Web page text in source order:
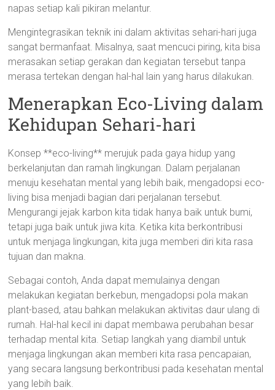
napas setiap kali pikiran melantur.
Mengintegrasikan teknik ini dalam aktivitas sehari-hari juga
sangat bermanfaat. Misalnya, saat mencuci piring, kita bisa
merasakan setiap gerakan dan kegiatan tersebut tanpa
merasa tertekan dengan hal-hal lain yang harus dilakukan.
Menerapkan Eco-Living dalam
Kehidupan Sehari-hari
Konsep **eco-living** merujuk pada gaya hidup yang
berkelanjutan dan ramah lingkungan. Dalam perjalanan
menuju kesehatan mental yang lebih baik, mengadopsi eco-
living bisa menjadi bagian dari perjalanan tersebut.
Mengurangi jejak karbon kita tidak hanya baik untuk bumi,
tetapi juga baik untuk jiwa kita. Ketika kita berkontribusi
untuk menjaga lingkungan, kita juga memberi diri kita rasa
tujuan dan makna.
Sebagai contoh, Anda dapat memulainya dengan
melakukan kegiatan berkebun, mengadopsi pola makan
plant-based, atau bahkan melakukan aktivitas daur ulang di
rumah. Hal-hal kecil ini dapat membawa perubahan besar
terhadap mental kita. Setiap langkah yang diambil untuk
menjaga lingkungan akan memberi kita rasa pencapaian,
yang secara langsung berkontribusi pada kesehatan mental
yang lebih baik.